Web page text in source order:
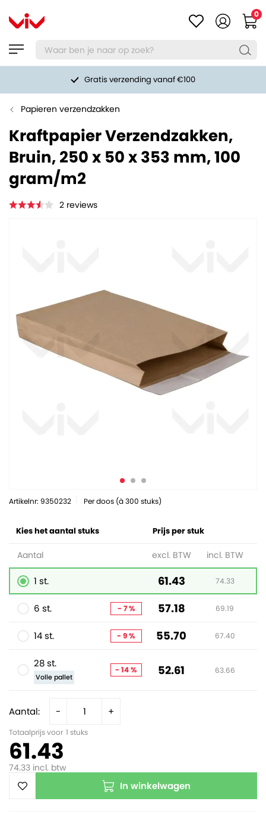
0
Gratis verzending vanaf €100
Papieren verzendzakken
Kraftpapier Verzendzakken,
Bruin, 250 x 50 x 353 mm, 100
gram/m2
2 reviews
Artikelnr: 9350232 Per doos (à 300 stuks)
Aantal: - +
Totaalprijs voor 1 stuks
61.43
74.33 incl. btw
In winkelwagen
Kies het aantal stuks Prijs per stuk
Aantal excl. BTW incl. BTW
1 st. 61.43 74.33
6 st. - 7 % 57.18 69.19
14 st. - 9 % 55.70 67.40
28 st.
Volle pallet
- 14 % 52.61 63.66